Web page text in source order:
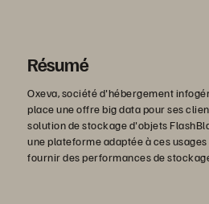
Résumé
Oxeva, société d'hébergement
place une offre big data pour ses
solution de stockage d'objets
une plateforme adaptée à ces
fournir des performances de